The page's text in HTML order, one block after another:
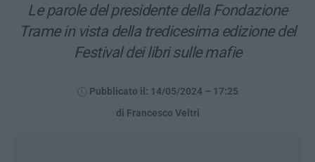
Le parole del presidente della Fondazione
Trame in vista della tredicesima edizione del
Festival dei libri sulle mafie
Pubblicato il: 14/05/2024 – 17:25
di Francesco Veltri